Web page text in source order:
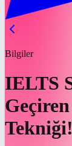
Bilgiler
IELTS
Tekniği!